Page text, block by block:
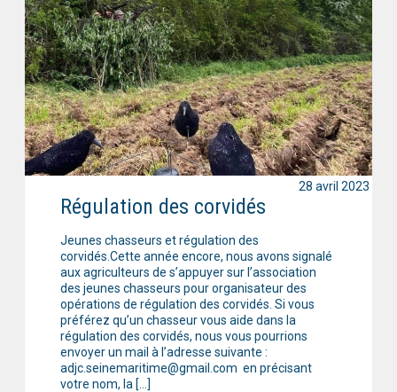
Régulation des corvidés
Jeunes chasseurs et régulation des
corvidés.Cette année encore, nous avons signalé
aux agriculteurs de s’appuyer sur l’association
des jeunes chasseurs pour organisateur des
opérations de régulation des corvidés. Si vous
préférez qu’un chasseur vous aide dans la
régulation des corvidés, nous vous pourrions
envoyer un mail à l’adresse suivante :
adjc.seinemaritime@gmail.com en précisant
votre nom, la […]
28 avril 2023